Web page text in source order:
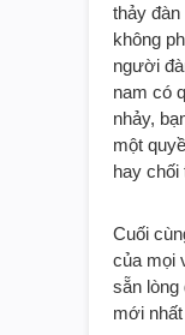
thảy
không
người
nam có
nhảy,
một
hay chối
Cuối
của mọi
sẵn lòng
mới